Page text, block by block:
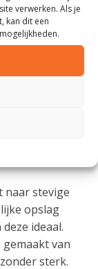
verwerken. Als je
kan dit een
bij ons de
Bags.
logo of
Zo ziet
zijn. Dat is
naar stevige
opslag
ideaal.
van
sterk.